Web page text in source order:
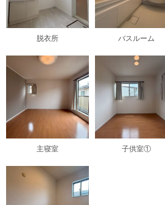
脱衣所 バスルーム
主寝室 子供室①